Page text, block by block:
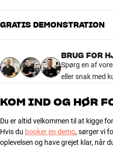
direkte fra din telefon, tablet eller
tilslutte en helt almindelig
Alt i alt et stilrent og kompakt
TV-lyd og en mere komplet
en enkeltstående trådløs højtaler.
4.7
665
3
2
GRATIS DEMONSTRATION
BRUG FOR
Spørg en af
eller snak med
KOM IND OG HØR
Du er altid velkommen til at kigge
Hvis du booker en demo, sørger vi
oplevelsen og have grejet klar, når